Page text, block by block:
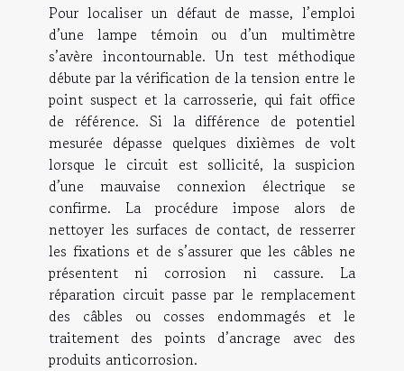
Pour localiser un défaut de masse, l’emploi
d’une lampe témoin ou d’un multimètre
s’avère incontournable. Un test méthodique
débute par la vérification de la tension entre le
point suspect et la carrosserie, qui fait office
de référence. Si la différence de potentiel
mesurée dépasse quelques dixièmes de volt
lorsque le circuit est sollicité, la suspicion
d’une mauvaise connexion électrique se
confirme. La procédure impose alors de
nettoyer les surfaces de contact, de resserrer
les fixations et de s’assurer que les câbles ne
présentent ni corrosion ni cassure. La
réparation circuit passe par le remplacement
des câbles ou cosses endommagés et le
traitement des points d’ancrage avec des
produits anticorrosion.